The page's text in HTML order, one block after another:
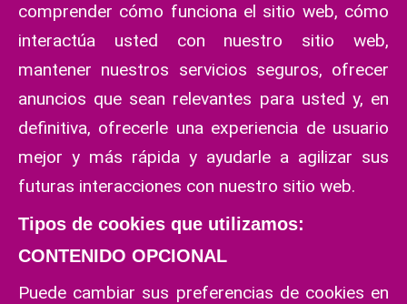
comprender cómo funciona el sitio web, cómo
interactúa usted con nuestro sitio web,
mantener nuestros servicios seguros, ofrecer
anuncios que sean relevantes para usted y, en
definitiva, ofrecerle una experiencia de usuario
mejor y más rápida y ayudarle a agilizar sus
futuras interacciones con nuestro sitio web.
Tipos de cookies que utilizamos:
CONTENIDO OPCIONAL
Puede cambiar sus preferencias de cookies en